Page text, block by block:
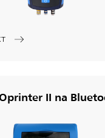
II na